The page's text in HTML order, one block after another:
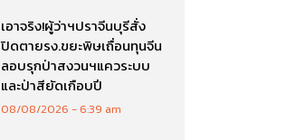
เอาจริง!ผู้ว่าฯปราจีนบุรีสั่ง
ปิดตายรง.ขยะพิษเถื่อนทุนจีน
ลอบรุกป่าสงวนฯแควระบบ
และป่าสียัดเกือบปี
08/08/2026 6:39 am